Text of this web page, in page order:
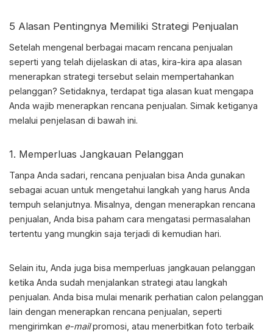
5 Alasan Pentingnya Memiliki Strategi Penjualan
Setelah mengenal berbagai macam rencana penjualan
seperti yang telah dijelaskan di atas, kira-kira apa alasan
menerapkan strategi tersebut selain mempertahankan
pelanggan? Setidaknya, terdapat tiga alasan kuat mengapa
Anda wajib menerapkan rencana penjualan. Simak ketiganya
melalui penjelasan di bawah ini.
1. Memperluas Jangkauan Pelanggan
Tanpa Anda sadari, rencana penjualan bisa Anda gunakan
sebagai acuan untuk mengetahui langkah yang harus Anda
tempuh selanjutnya. Misalnya, dengan menerapkan rencana
penjualan, Anda bisa paham cara mengatasi permasalahan
tertentu yang mungkin saja terjadi di kemudian hari.
Selain itu, Anda juga bisa memperluas jangkauan pelanggan
ketika Anda sudah menjalankan strategi atau langkah
penjualan. Anda bisa mulai menarik perhatian calon pelanggan
lain dengan menerapkan rencana penjualan, seperti
mengirimkan e-mailpromosi, atau menerbitkan foto terbaik